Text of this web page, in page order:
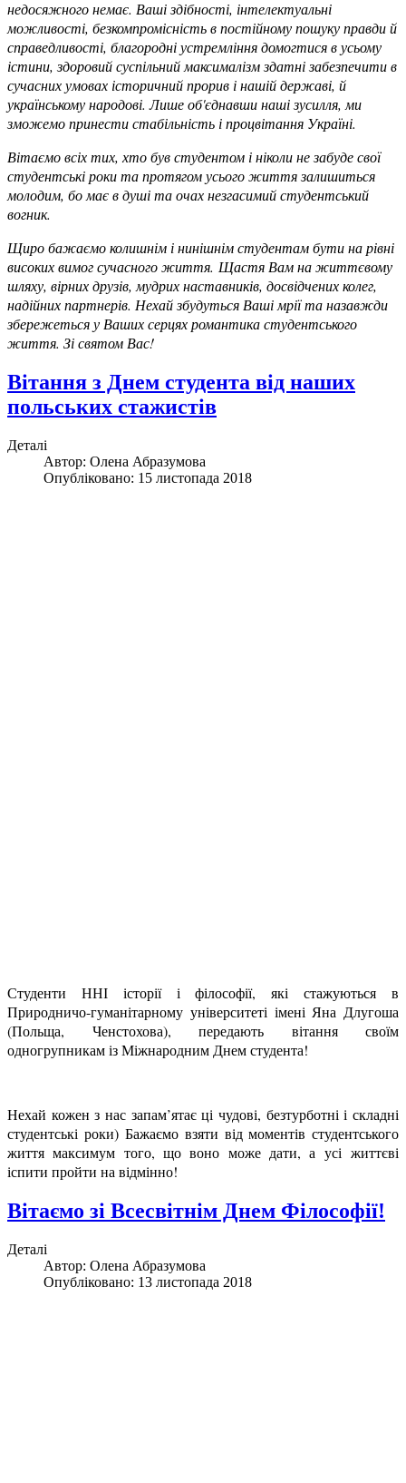
недосяжного немає. Ваші здібності, інтелектуальні
можливості, безкомпромісність в постійному пошуку правди й
справедливості, благородні устремління домогтися в усьому
істини, здоровий суспільний максималізм здатні забезпечити в
сучасних умовах історичний прорив і нашій державі, й
українському народові. Лише об'єднавши наші зусилля, ми
зможемо принести стабільність і процвітання Україні.
Вітаємо всіх тих, хто був студентом і ніколи не забуде свої
студентські роки та протягом усього життя залишиться
молодим, бо має в душі та очах незгасимий студентський
вогник.
Щиро бажаємо колишнім і нинішнім студентам бути на рівні
високих вимог сучасного життя. Щастя Вам на життєвому
шляху, вірних друзів, мудрих наставників, досвідчених колег,
надійних партнерів. Нехай збудуться Ваші мрії та назавжди
збережеться у Ваших серцях романтика студентського
життя. Зі святом Вас!
Вітання з Днем студента від наших
польських стажистів
Деталі
Автор: Олена Абразумова
Опубліковано: 15 листопада 2018
Студенти ННІ історії і філософії, які стажуються в
Природничо-гуманітарному університеті імені Яна Длугоша
(Польща, Ченстохова), передають вітання своїм
одногрупникам із Міжнародним Днем студента!
Нехай кожен з нас запам’ятає ці чудові, безтурботні і складні
студентські роки) Бажаємо взяти від моментів студентського
життя максимум того, що воно може дати, а усі життєві
іспити пройти на відмінно!
Вітаємо зі Всесвітнім Днем Філософії!
Деталі
Автор: Олена Абразумова
Опубліковано: 13 листопада 2018